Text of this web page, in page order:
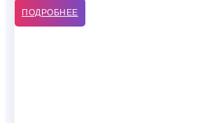
ПОДРОБНЕЕ